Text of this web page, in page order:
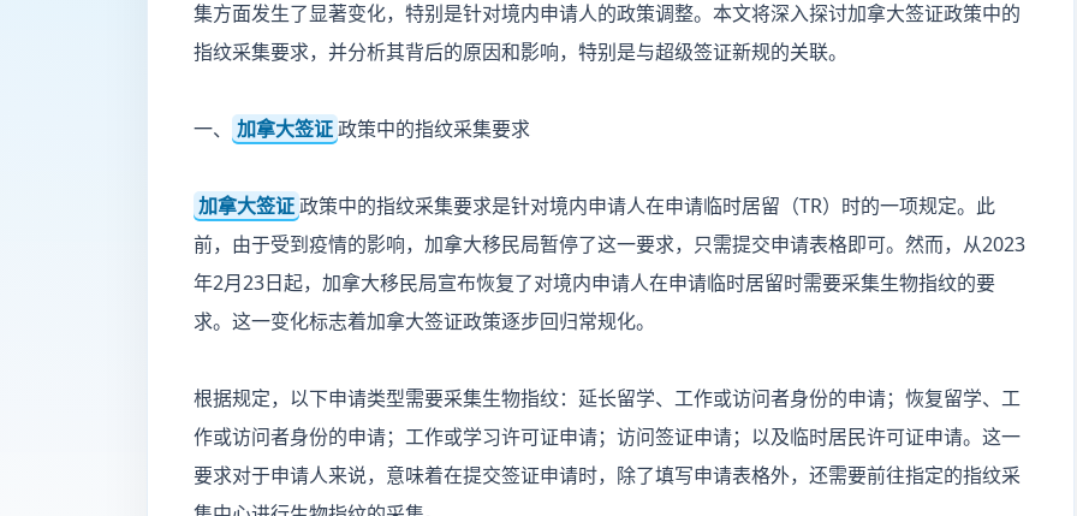
集方面发生了显著变化，特别是针对境内申请人的政策调整。本文将深入探讨加拿大签证政策中的
指纹采集要求，并分析其背后的原因和影响，特别是与超级签证新规的关联。
一、 加拿大签证政策中的指纹采集要求
加拿大签证政策中的指纹采集要求是针对境内申请人在申请临时居留（TR）时的一项规定。此
前，由于受到疫情的影响，加拿大移民局暂停了这一要求，只需提交申请表格即可。然而，从2023
年2月23日起，加拿大移民局宣布恢复了对境内申请人在申请临时居留时需要采集生物指纹的要
求。这一变化标志着加拿大签证政策逐步回归常规化。
根据规定，以下申请类型需要采集生物指纹：延长留学、工作或访问者身份的申请；恢复留学、工
作或访问者身份的申请；工作或学习许可证申请；访问签证申请；以及临时居民许可证申请。这一
要求对于申请人来说，意味着在提交签证申请时，除了填写申请表格外，还需要前往指定的指纹采